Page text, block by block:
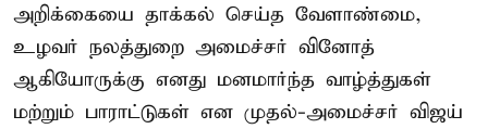
அறிக்கையை தாக்கல் செய்த வேளாண்மை,
உழவர் நலத்துறை அமைச்சர் வினோத்
ஆகியோருக்கு எனது மனமார்ந்த வாழ்த்துகள்
மற்றும் பாராட்டுகள் என முதல்-அமைச்சர் விஜய்